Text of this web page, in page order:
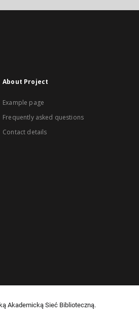
About Project
Example page
Frequently asked questions
Contact details
Akademicką Sieć Biblioteczną.